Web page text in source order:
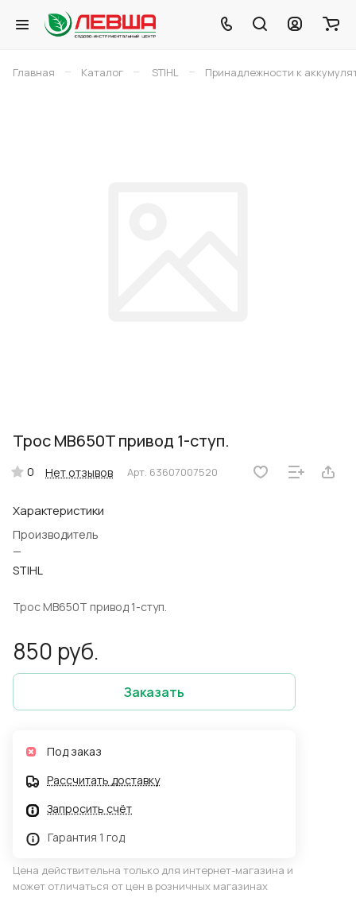
Главная – Каталог – STIHL – Принадлежности к
Трос MB650T привод 1-ступ.
0 Нет отзывов Арт. 63607007520
Характеристики
Производитель
—
STIHL
Трос MB650T привод 1-ступ.
850 руб.
Заказать
Под заказ
Рассчитать доставку
Запросить счёт
Гарантия 1 год
Цена действительна только для интернет-магазина и
может отличаться от цен в розничных магазинах